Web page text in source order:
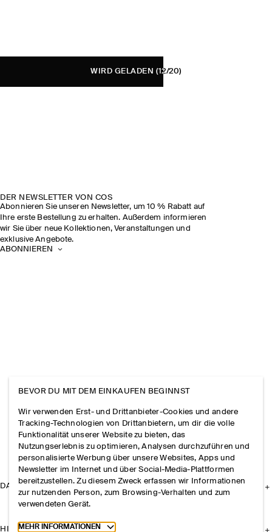
WIRD GELADEN (12/20)
DER NEWSLETTER VON COS
Abonnieren Sie unseren Newsletter, um 10 % Rabatt auf
Ihre erste Bestellung zu erhalten. Außerdem informieren
wir Sie über neue Kollektionen, Veranstaltungen und
exklusive Angebote.
ABONNIEREN
DAS UNTERNEHMEN
HILFE
BEVOR DU MIT DEM EINKAUFEN BEGINNST
Wir verwenden Erst- und Drittanbieter-Cookies und andere
Tracking-Technologien von Drittanbietern, um dir die volle
Funktionalität unserer Website zu bieten, das
Nutzungserlebnis zu optimieren, Analysen durchzuführen und
personalisierte Werbung über unsere Websites, Apps und
Newsletter im Internet und über Social-Media-Plattformen
bereitzustellen. Zu diesem Zweck erfassen wir Informationen
zur nutzenden Person, zum Browsing-Verhalten und zum
verwendeten Gerät.
Toggle more cookie information
MEHR INFORMATIONEN